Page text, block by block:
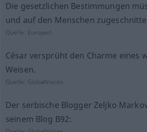
Die gesetzlichen Bestimmungen
und auf den Menschen
Quelle: Europarl
César versprüht den Charme eines
Weisen.
Quelle: GlobalVoices
Der serbische Blogger Zeljko
seinem Blog B92: